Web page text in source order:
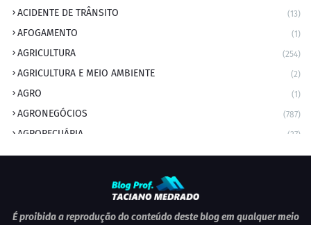
ACIDENTE DE TRÂNSITO (13)
AFOGAMENTO (1)
AGRICULTURA (254)
AGRICULTURA E MEIO AMBIENTE (2)
AGRO (1)
AGRONEGÓCIOS (787)
AGROPECUÁRIA (37)
AMBIENTE (9)
ANIVERSÁRIO DA CIDADE
ANIVERSÁRIOS (1)
É proibida a reprodução do conteúdo deste blog em qualquer meio